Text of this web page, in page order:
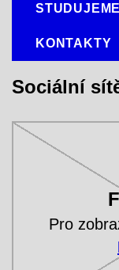
STUDUJEME
KONTAKTY
Sociální
Pro